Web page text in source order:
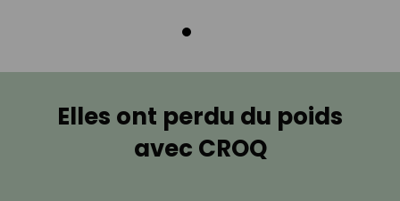
Elles ont perdu du poids
avec CROQ